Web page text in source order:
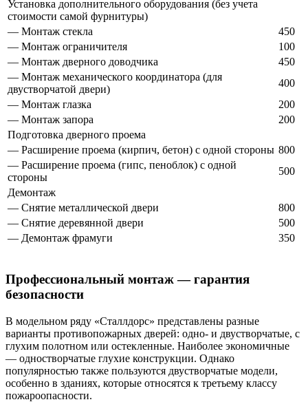
Установка дополнительного оборудования (без учета
стоимости самой фурнитуры)
— Монтаж стекла
450
— Монтаж ограничителя
100
— Монтаж дверного доводчика
450
— Монтаж механического координатора (для
двустворчатой двери)
400
— Монтаж глазка
200
— Монтаж запора
200
Подготовка дверного проема
— Расширение проема (кирпич, бетон) с одной стороны 800
— Расширение проема (гипс, пеноблок) с одной
стороны
500
Демонтаж
— Снятие металлической двери
800
— Снятие деревянной двери
500
— Демонтаж фрамуги
350
Профессиональный монтаж — гарантия
безопасности
В модельном ряду «Сталлдорс» представлены разные
варианты противопожарных дверей: одно- и двустворчатые, с
глухим полотном или остекленные. Наиболее экономичные
— одностворчатые глухие конструкции. Однако
популярностью также пользуются двустворчатые модели,
особенно в зданиях, которые относятся к третьему классу
пожароопасности.